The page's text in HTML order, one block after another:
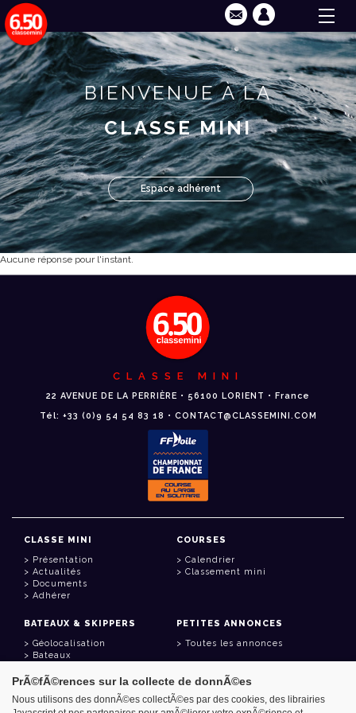
BIENVENUE À LA
CLASSE MINI
Espace adhérent
Aucune réponse pour l'instant.
CLASSE MINI
22 AVENUE DE LA PERRIÈRE • 56100 LORIENT • France
Tél: +33 (0)9 54 54 83 18 • CONTACT@CLASSEMINI.COM
CLASSE MINI
Présentation
Actualités
Documents
Adhérer
COURSES
Calendrier
Classement mini
BATEAUX & SKIPPERS
Géolocalisation
Bateaux
PETITES ANNONCES
Toutes les annonces
LIENS UTILES
PrÃ©fÃ©rences sur la collecte de donnÃ©es
Nous utilisons des donnÃ©es collectÃ©es par des cookies, des librairies